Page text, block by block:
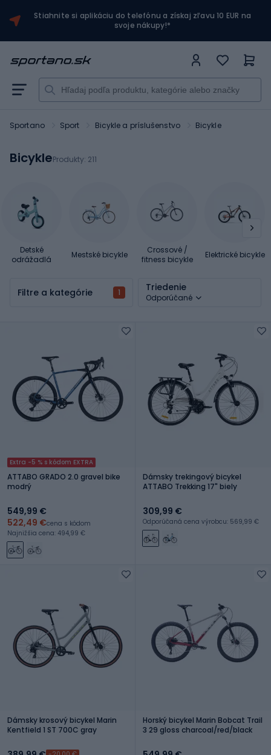
Stiahnite si aplikáciu do telefónu a získaj zľavu 10 EUR na
svoje nákupy!*
Sportano Sport Bicykle a príslušenstvo Bicykle
BicykleProdukty: 211
Detské
odrážadlá
Mestské bicykle
Crossové /
fitness bicykle
Elektrické bicykle
Filtre a kategórie 1 Triedenie
Odporúčané
Extra -5 % s kódom EXTRA
ATTABO GRADO 2.0 gravel bike
modrý
549,99 €
522,49 €cena s kódom
Najnižšia cena: 494,99 €
Dámsky trekingový bicykel
ATTABO Trekking 17" biely
309,99 €
Odporúčaná cena výrobcu: 569,99 €
Dámsky krosový bicykel Marin
Kentfield 1 ST 700C gray
Horský bicykel Marin Bobcat Trail
3 29 gloss charcoal/red/black